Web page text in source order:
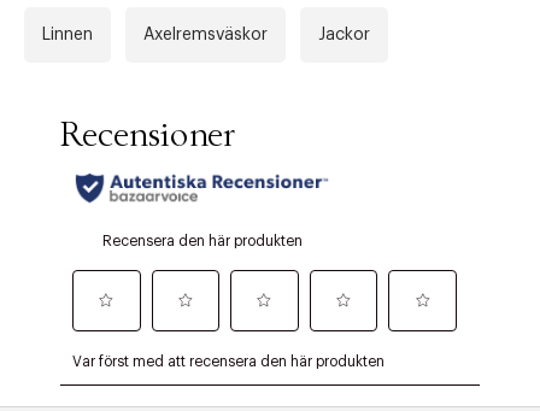
Linnen Axelremsväskor Jackor